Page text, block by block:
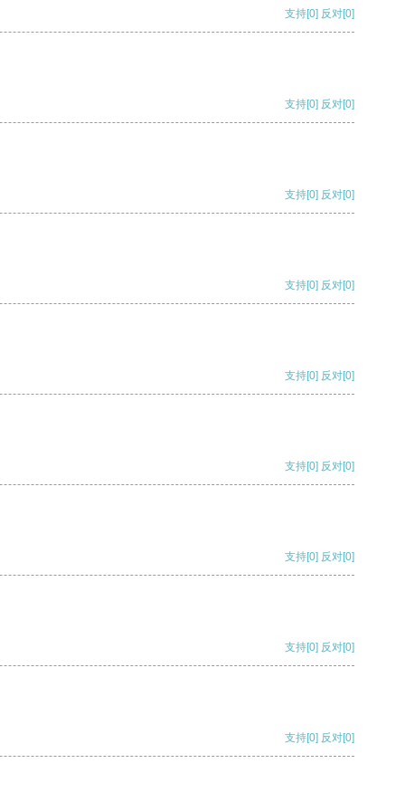
支持[0] 反对[0]
支持[0] 反对[0]
支持[0] 反对[0]
支持[0] 反对[0]
支持[0] 反对[0]
支持[0] 反对[0]
支持[0] 反对[0]
支持[0] 反对[0]
支持[0] 反对[0]